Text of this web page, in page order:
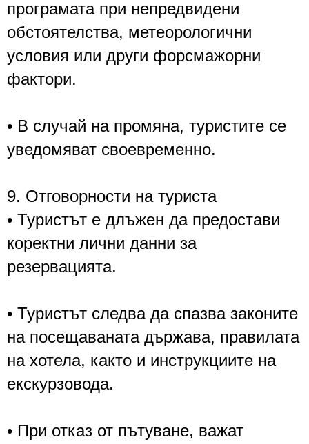
програмата при непредвидени
обстоятелства, метеорологични
условия или други форсмажорни
фактори.
• В случай на промяна, туристите се
уведомяват своевременно.
9. Отговорности на туриста
• Туристът е длъжен да предостави
коректни лични данни за
резервацията.
• Туристът следва да спазва законите
на посещаваната държава, правилата
на хотела, както и инструкциите на
екскурзовода.
• При отказ от пътуване, важат